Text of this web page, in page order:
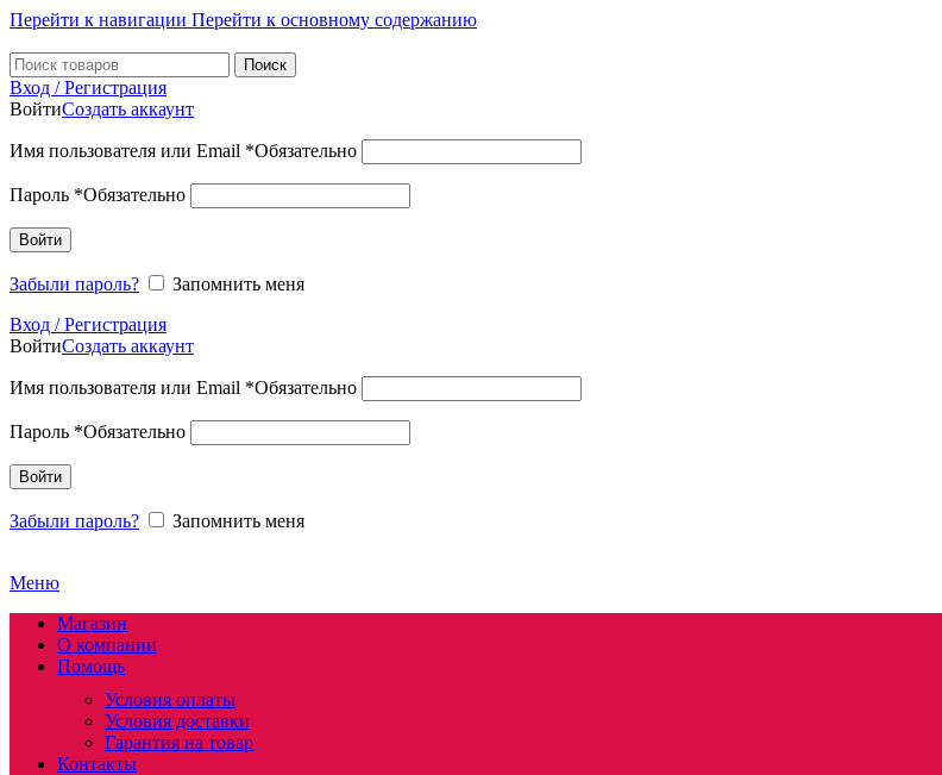
Перейти к навигации Перейти к основному содержанию
Поиск
Вход / Регистрация
ВойтиСоздать аккаунт
Имя пользователя или Email *Обязательно
Пароль *Обязательно
Войти
Забыли пароль?
Запомнить меня
Вход / Регистрация
ВойтиСоздать аккаунт
Имя пользователя или Email *Обязательно
Пароль *Обязательно
Войти
Забыли пароль? Запомнить меня
Меню
Магазин
О компании
Помощь
Условия оплаты
Условия доставки
Гарантия на товар
Контакты